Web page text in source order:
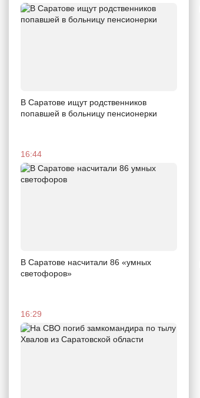
В Саратове ищут родственников
попавшей в больницу пенсионерки
16:44
В Саратове насчитали 86 «умных
светофоров»
16:29